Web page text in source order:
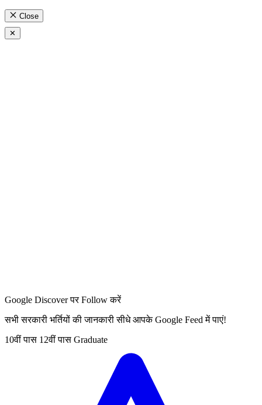
Close
✕
Google Discover पर Follow करें
सभी सरकारी भर्तियों की जानकारी सीधे आपके Google Feed में पाएं!
10वीं पास 12वीं पास Graduate